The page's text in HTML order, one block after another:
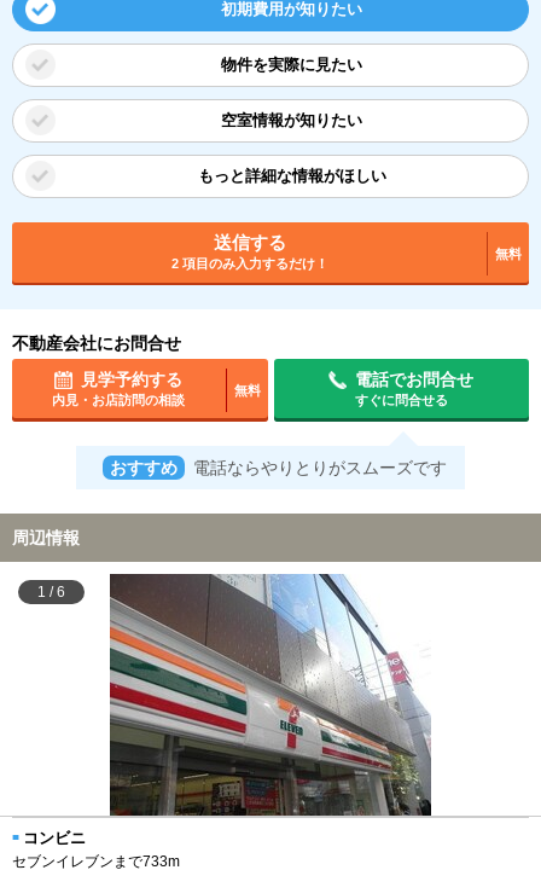
初期費用が知りたい
物件を実際に見たい
空室情報が知りたい
もっと詳細な情報がほしい
送信する
2 項目のみ入力するだけ！
無料
不動産会社にお問合せ
見学予約する
内見・お店訪問の相談
無料
電話でお問合せ
すぐに問合せる
おすすめ 電話ならやりとりがスムーズです
周辺情報
1 /6
コンビニ
セブンイレブンまで733m